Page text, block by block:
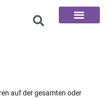
auf der gesamten oder